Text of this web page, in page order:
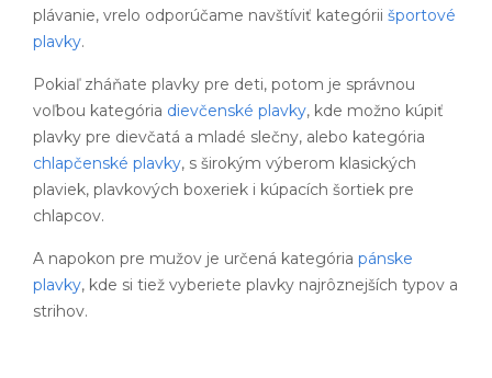
plávanie, vrelo odporúčame navštíviť kategórii športové
plavky.
Pokiaľ zháňate plavky pre deti, potom je správnou
voľbou kategória dievčenské plavky, kde možno kúpiť
plavky pre dievčatá a mladé slečny, alebo kategória
chlapčenské plavky, s širokým výberom klasických
plaviek, plavkových boxeriek i kúpacích šortiek pre
chlapcov.
A napokon pre mužov je určená kategória pánske
plavky, kde si tiež vyberiete plavky najrôznejších typov a
strihov.